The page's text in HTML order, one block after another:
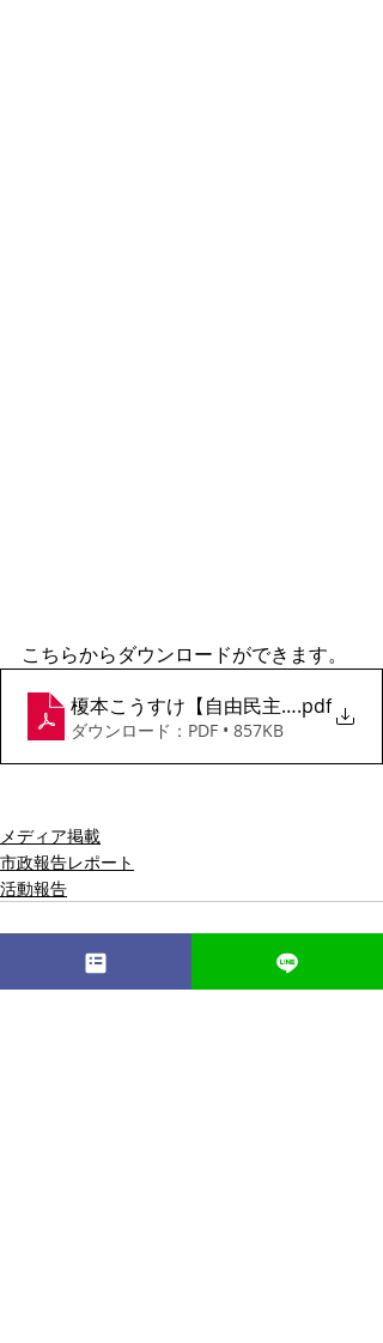
こちらからダウンロードができます。
榎本こうすけ【自由民主号外】
.pdf
ダウンロード：PDF • 857KB
メディア掲載
市政報告レポート
活動報告